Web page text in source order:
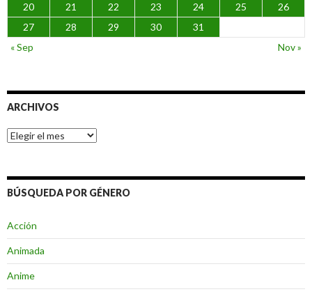
20
21 22 23 24 25
26
27
28 29 30
31
« Sep
Nov »
ARCHIVOS
Archivos
BÚSQUEDA POR GÉNERO
Acción
Animada
Anime